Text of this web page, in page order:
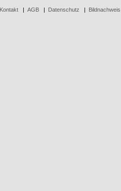
Kontakt| AGB| Datenschutz Bildnachweis